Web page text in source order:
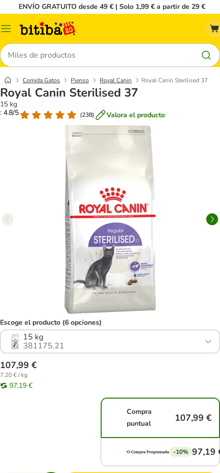
ENVÍO GRATUITO desde 49 € | Solo 1,99 € a partir de 29 €
Menú
Buscar
Comida Gatos Pienso Royal Canin Royal Canin Sterilised 37
Royal Canin Sterilised 37
15 kg
: 4.8/5
(238) Valora el producto
Escoge el producto (6 opciones)
15 kg
381175.21
107,99 €
7,20 € / kg
97,19 €
Compra
puntual
107,99 €
-10% 97,19